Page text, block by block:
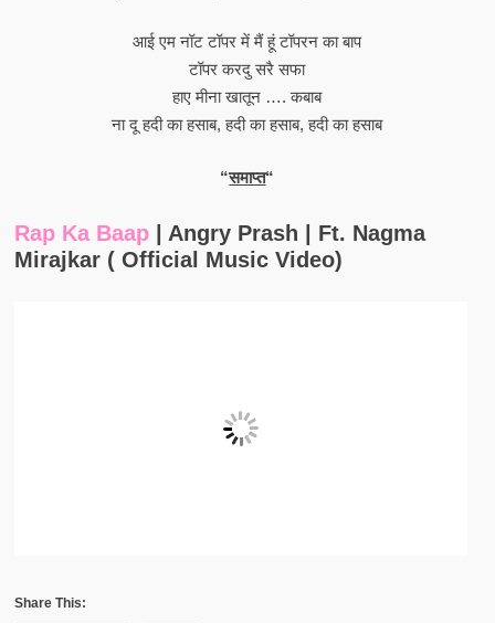
आई एम नॉट टॉपर में मैं हूं टॉपरन का बाप
टॉपर करदु सरै सफा
हाए मीना खातून …. कबाब
ना दू हदी का हसाब, हदी का हसाब, हदी का हसाब
“समाप्त“
Rap Ka Baap| Angry Prash | Ft. Nagma
Mirajkar ( Official Music Video)
Share This: